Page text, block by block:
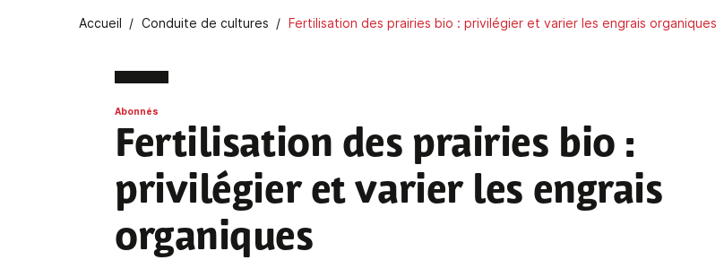
Fil d'Ariane
Accueil Conduite de cultures Fertilisation des prairies bio : privilégier et varier les engrais organiques
Abonnés
Fertilisation des prairies bio :
privilégier et varier les engrais
organiques